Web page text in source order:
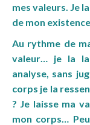
mes valeurs. Je
de mon
Au rythme de
valeur… je la
analyse, sans
corps je la
? Je laisse ma
mon corps…